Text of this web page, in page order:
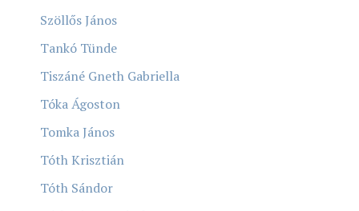
Szöllős János
Tankó Tünde
Tiszáné Gneth Gabriella
Tóka Ágoston
Tomka János
Tóth Krisztián
Tóth Sándor